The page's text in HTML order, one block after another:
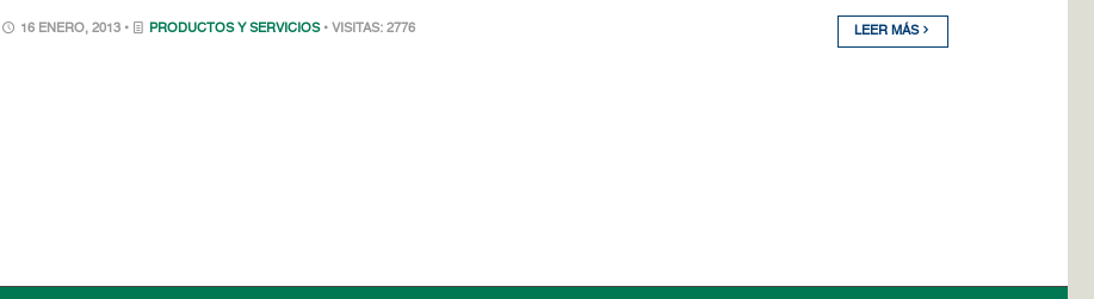
16 ENERO, 2013 • PRODUCTOS Y SERVICIOS • VISITAS: 2776 LEER MÁS